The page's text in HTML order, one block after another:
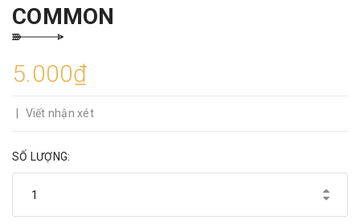
COMMON
5.000₫
Viết nhận xét
SỐ LƯỢNG: